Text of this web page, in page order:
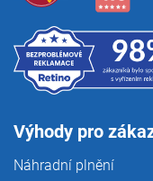
Výhody pro
Náhradní plnění